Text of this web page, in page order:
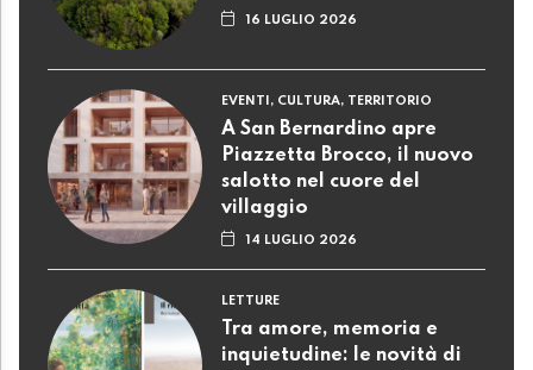
16 LUGLIO 2026
EVENTI, CULTURA, TERRITORIO
A San Bernardino apre
Piazzetta Brocco, il nuovo
salotto nel cuore del
villaggio
14 LUGLIO 2026
LETTURE
Tra amore, memoria e
inquietudine: le novità di